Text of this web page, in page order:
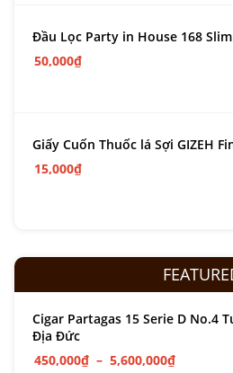
Đầu Lọc Party in House 168
50,000₫
Giấy Cuốn Thuốc lá Sợi GIZEH
15,000₫
Cigar Partagas 15 Serie D No.4
Địa Đức
450,000₫ – 5,600,000₫